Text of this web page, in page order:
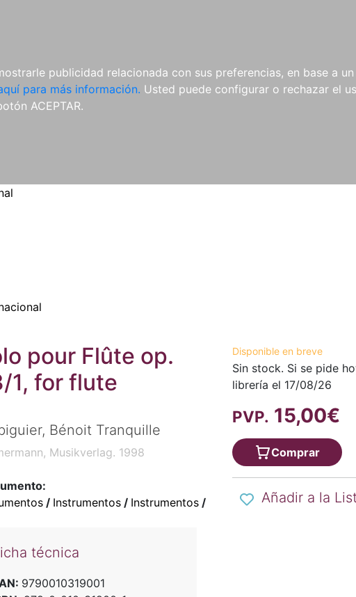
publicidad relacionada con sus preferencias, en base a
para más información. Usted puede configurar o rechazar el
ACEPTAR.
REVISTAS
CDS Y
DVDS
MATERIAL
COMPLEMENTARIO
NOVEDADES
pour Flûte op.
1, for flute
Bénoit Tranquille
Musikverlag. 1998
/ Instrumentos/ Instrumentos/
técnica
9790010319001
Disponible en breve
Sin stock. Si se pide
librería el 17/08/26
PVP. 15,00€
Comprar
Añadir a la